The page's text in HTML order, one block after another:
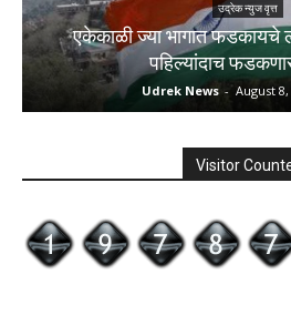
उद्रेक न्युज वृत्त
एकेकाळी ज्या भागात
पहिल्यांदाच
Udrek News - August 8,
Visitor